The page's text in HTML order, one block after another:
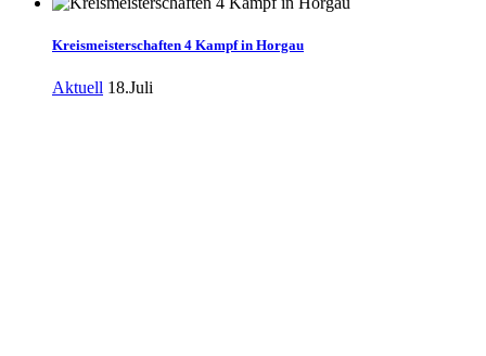
Kreismeisterschaften 4 Kampf in Horgau
Aktuell 18.Juli